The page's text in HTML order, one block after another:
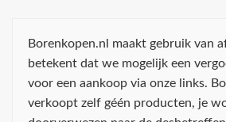
Borenkopen.nl maakt gebruik van
betekent dat we mogelijk een
voor een aankoop via onze links.
verkoopt zelf géén producten, je